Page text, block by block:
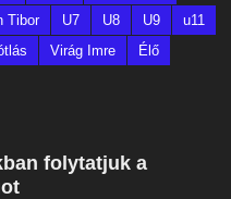
Tibor U7 U8 U9
u11
Virág Imre
Élő
folytatjuk a